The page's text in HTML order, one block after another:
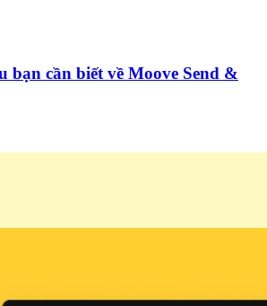
bạn cần biết về Moove Send &